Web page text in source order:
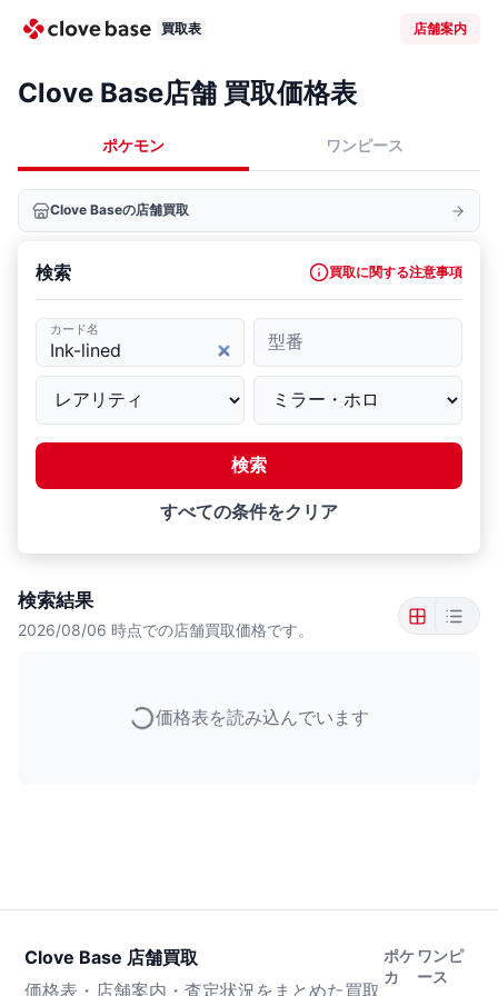
買取表 店舗案内
Clove Base店舗 買取価格表
ポケモン ワンピース
Clove Baseの店舗買取
検索 買取に関する注意事項
カード名
型番
検索
すべての条件をクリア
検索結果
2026/08/06 時点での店舗買取価格です。
価格表を読み込んでいます
Clove Base 店舗買取
価格表・店舗案内・査定状況をまとめた買取
ポケ
カ
ワンピ
ース